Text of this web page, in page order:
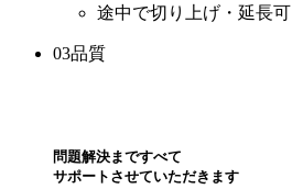
途中で切り上げ・延長可
03品質
問題解決まですべて
サポートさせていただきます